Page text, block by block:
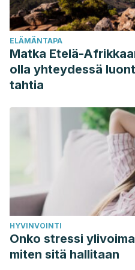
342.
Aranda Núñez, A. P.
esfuerzo de corte con la
cerebrales y la predicción
herramientas de
Ramos, P. P., Argilagos, C.
isotretinoína en pacientes
Hospital. Revista Cubana
Gómez-Flores, Minerva, et
conjunta. Uso de
Médica del Instituto
(2011): 281-288.
Concha, Elescano, and Ivy
colesterol y transaminasas
ELÄMÄNTAPA
Matka Etelä-
olla yhteydessä
tahtia
HYVINVOINTI
Onko stressi
miten sitä hallitaan